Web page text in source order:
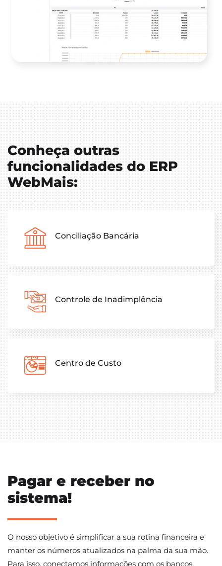
Conheça outras
funcionalidades do ERP
WebMais:
Conciliação Bancária
Controle de Inadimplência
Centro de Custo
Pagar e receber no
sistema!
O nosso objetivo é simplificar a sua rotina financeira e
manter os números atualizados na palma da sua mão.
Para isso, conectamos informações com os bancos.